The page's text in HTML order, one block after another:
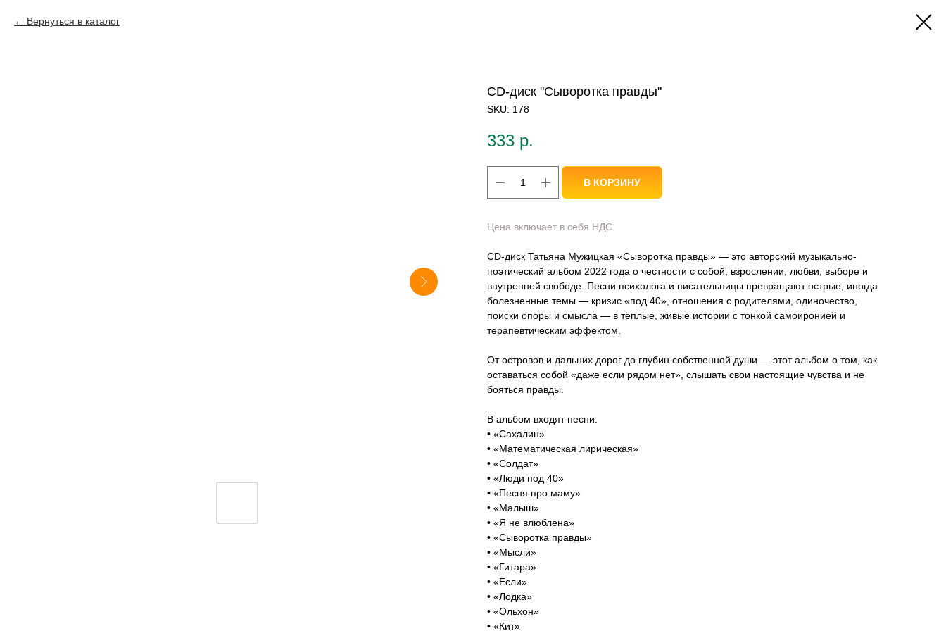
Вернуться в каталог
CD-диск "Сыворотка правды"
SKU: 178
333 р.
В КОРЗИНУ
Цена включает в себя НДС
CD-диск Татьяна Мужицкая «Сыворотка правды» — это авторский музыкально-
поэтический альбом 2022 года о честности с собой, взрослении, любви, выборе и
внутренней свободе. Песни психолога и писательницы превращают острые, иногда
болезненные темы — кризис «под 40», отношения с родителями, одиночество,
поиски опоры и смысла — в тёплые, живые истории с тонкой самоиронией и
терапевтическим эффектом.
От островов и дальних дорог до глубин собственной души — этот альбом о том, как
оставаться собой «даже если рядом нет», слышать свои настоящие чувства и не
бояться правды.
В альбом входят песни:
• «Сахалин»
• «Математическая лирическая»
• «Солдат»
• «Люди под 40»
• «Песня про маму»
• «Малыш»
• «Я не влюблена»
• «Сыворотка правды»
• «Мысли»
• «Гитара»
• «Если»
• «Лодка»
• «Ольхон»
• «Кит»